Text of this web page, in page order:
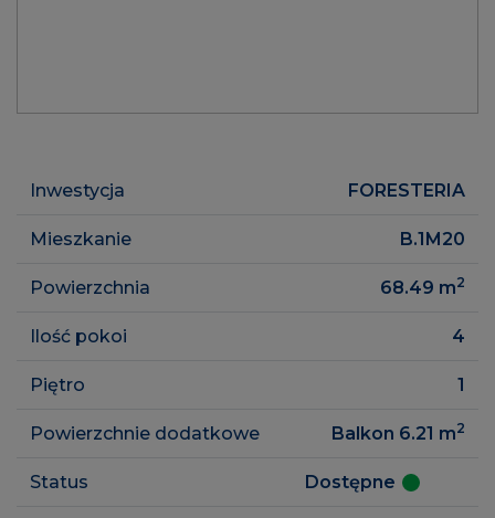
Inwestycja FORESTERIA
Mieszkanie B.1M20
Powierzchnia 68.49 m2
Ilość pokoi 4
Piętro 1
Powierzchnie dodatkowe Balkon 6.21 m2
Status Dostępne